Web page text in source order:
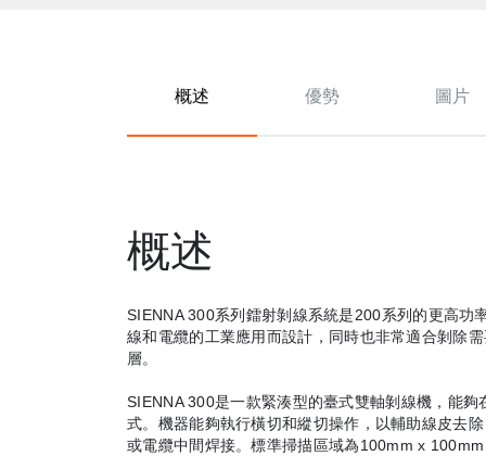
概述 優勢 圖片
概述
SIENNA 300系列鐳射剝線系統是200系列的更高功
線和電纜的工業應用而設計，同時也非常適合剝除
層。
SIENNA 300是一款緊湊型的臺式雙軸剝線機，能
式。機器能夠執行橫切和縱切操作，以輔助線皮去
或電纜中間焊接。標準掃描區域為100mm x